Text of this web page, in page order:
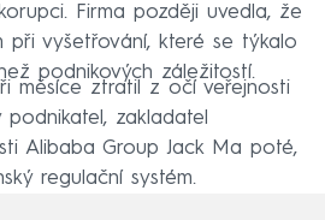
Firma později uvedla, že
při vyšetřování, které se týkalo
podnikových záležitostí.
měsíce ztratil z očí veřejnosti
podnikatel, zakladatel
Alibaba Group Jack Ma poté,
regulační systém.